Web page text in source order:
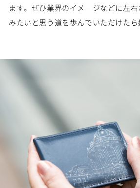
ます。ぜひ業界のイメージなどに左
みたいと思う道を歩んでいただけたら